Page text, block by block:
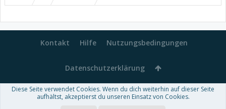
Kontakt Hilfe Nutzungsbedingungen
Datenschutzerklärung
Forum software by XenForo™-Deutsch von xenDach
Diese Seite verwendet Cookies. Wenn du dich weiterhin auf dieser Seite
aufhältst, akzeptierst du unseren Einsatz von Cookies.